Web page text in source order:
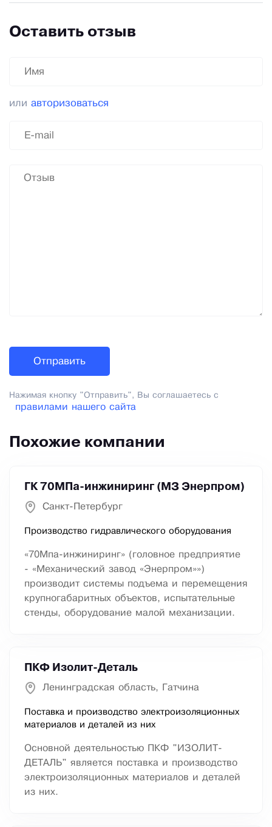
Оставить отзыв
или авторизоваться
Нажимая кнопку "Отправить", Вы соглашаетесь с
правилами нашего сайта
Похожие компании
ГК 70МПа-инжиниринг (МЗ Энерпром)
Санкт-Петербург
Производство гидравлического оборудования
«70Мпа-инжиниринг» (головное предприятие
- «Механический завод «Энерпром»»)
производит системы подъема и перемещения
крупногабаритных объектов, испытательные
стенды, оборудование малой механизации.
ПКФ Изолит-Деталь
Ленинградская область, Гатчина
Поставка и производство электроизоляционных
материалов и деталей из них
Основной деятельностью ПКФ "ИЗОЛИТ-
ДЕТАЛЬ" является поставка и производство
электроизоляционных материалов и деталей
из них.